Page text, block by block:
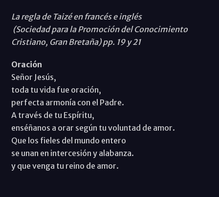
La regla de Taizé en francés e inglés
(Sociedad para la Promoción del Conocimiento
Cristiano, Gran Bretaña) pp. 19 y 21
Oración
Señor Jesús,
toda tu vida fue oración,
perfecta armonía con el Padre.
A través de tu Espíritu,
enséñanos a orar según tu voluntad de amor.
Que los fieles del mundo entero
se unan en intercesión y alabanza.
y que venga tu reino de amor.